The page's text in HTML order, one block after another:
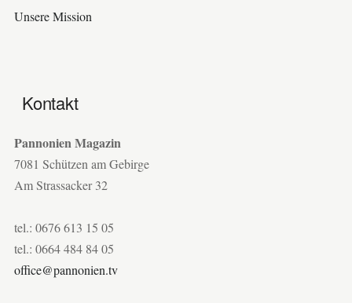
Unsere Mission
Kontakt
Pannonien Magazin
7081 Schützen am Gebirge
Am Strassacker 32
tel.: 0676 613 15 05
tel.: 0664 484 84 05
office@pannonien.tv